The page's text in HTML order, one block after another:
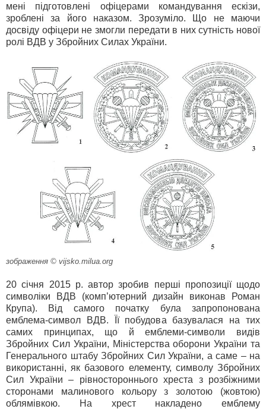
мені підготовлені офіцерами командування ескізи,
зроблені за його наказом. Зрозуміло. Що не маючи
досвіду офіцери не змогли передати в них сутність нової
ролі ВДВ у Збройних Силах України.
зображення © vijsko.milua.org
20 січня 2015 р. автор зробив перші пропозиції щодо
символіки ВДВ (комп’ютерний дизайн виконав Роман
Крупа). Від самого початку була запропонована
емблема-символ ВДВ. Її побудова базувалася на тих
самих принципах, що й емблеми-символи видів
Збройних Сил України, Міністерства оборони України та
Генерального штабу Збройних Сил України, а саме – на
використанні, як базового елементу, символу Збройних
Сил України – рівностороннього хреста з розбіжними
сторонами малинового кольору з золотою (жовтою)
облямівкою. На хрест накладено емблему